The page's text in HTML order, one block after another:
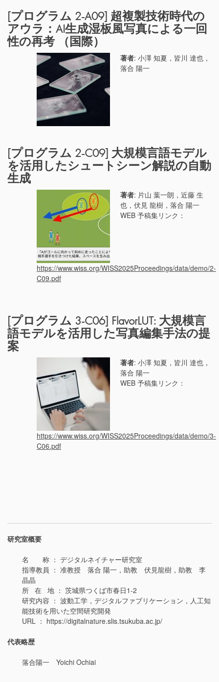
[プログラム 2-A09] 超複製技術時代の
アウラ：AI生成湿板風写真による一回
性の再考 （国際）
著者: 小澤 知夏，皆川 達也，
落合 陽一
[プログラム 2-C09] 大規模言語モデル
を活用したシュートシーン解説の自動
生成
著者: 片山 葉一朗，近藤 生
也，伏見 龍樹，落合 陽一
WEB 予稿集リンク：
https://www.wiss.org/WISS2025Proceedings/data/demo/2-
C09.pdf
[プログラム 3-C06] FlavorLUT: 大規模言
語モデルを活用した写真編集手法の提
案
著者: 小澤 知夏，皆川 達也，
落合 陽一
WEB 予稿集リンク：
https://www.wiss.org/WISS2025Proceedings/data/demo/3-
C06.pdf
研究室概要
名 称 ： デジタルネイチャー研究室
指導教員 ： 准教授 落合 陽一，助教 伏見龍樹，助教 李
晶晶
所 在 地 ： 茨城県つくば市春日1-2
研究内容 ： 波動工学，デジタルファブリケーション，人工知
能技術を用いた空間研究開発
URL ： https://digitalnature.slis.tsukuba.ac.jp/
代表略歴
落合陽一 Yoichi Ochiai